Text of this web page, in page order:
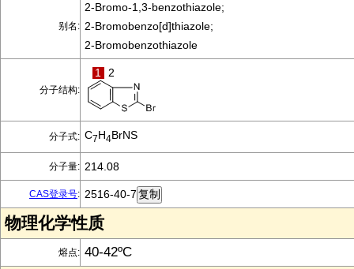
别名:
2-Bromo-1,3-benzothiazole;
2-Bromobenzo[d]thiazole;
2-Bromobenzothiazole
分子结构:
1 2
分子式: C7H4BrNS
分子量: 214.08
CAS登录号: 2516-40-7
物理化学性质
熔点: 40-42ºC